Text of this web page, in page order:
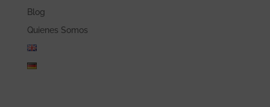
Blog
Quienes Somos